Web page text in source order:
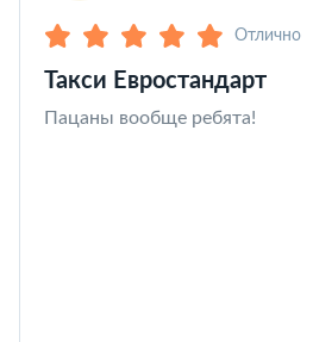
Отлично
Такси Евростандарт
Пацаны вообще ребята!